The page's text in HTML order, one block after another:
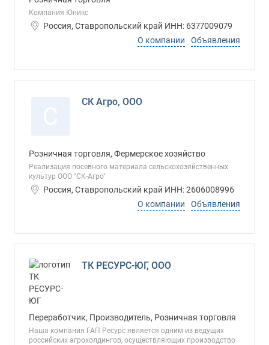
Компания Юникс
Россия, Ставропольский край ИНН: 6377009079
О компании
Объявления
СК Агро, ООО
Розничная торговля, Фермерское хозяйство
Реализация посевного материала сельскохозяйственных
культур ООО "СК-Агро"
Россия, Ставропольский край ИНН: 2606008996
О компании
Объявления
ТК РЕСУРС-ЮГ, ООО
Переработчик, Производитель, Розничная торговля
Наша компания ГАП Ресурс является одним из ведущих
российских агрохолдингов, осуществляющих производство